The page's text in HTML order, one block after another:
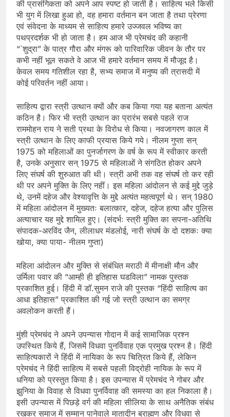
की प्रासंगिकता को अपने आप स्पष्ट हो जाती है। साहित्य भले किसी
भी युग में लिखा हुआ हो, वह हमारा वर्तमान बन जाता है तथा प्रेरणा
एवं संवेदना के माध्यम से साहित्य हमारे उज्जवल भविष्य का
पथप्रदर्शक भी हो जाता है। हम आज भी प्रेमचंद की कहानी
“`शुद्रा” के पात्र गौरा और मंगरू को पारिवारिक जीवन के तौर पर
कभी नहीं भूल सकते वे आज भी हमारे वर्तमान समय में मौजूद है।
केवल समय गतिशील रहा है, सभ्य समाज में मनुष्य की त्रासदी में
कोई परिवर्तन नहीं आया।
साहित्य द्वारा स्त्री उत्थान क्यों और कब किया गया यह बताना अत्यंत
कठिन है। फिर भी स्त्री उत्थान का प्रारंभ सबसे पहले राज
राममोहन राय ने सती प्रथा के विरोध से किया। नवजागरण काल में
स्त्री उत्थान के लिए काफी प्रयास किये गये। नीलम गुप्ता सन्
1975 को महिलाओं का पुनर्जागरण के वर्ष के रूप में स्वीकार करती
है, उनके अनुसार सन् 1975 से महिलाओं ने संगठित होकर अपने
लिए संघर्ष की शुरुआत की थी। स्त्री अभी तक वह संघर्ष तो कर रही
थी पर अपने मुक्ति के लिए नहीं। इस महिला आंदोलन से कई मुद्दे जुड़े
थे, उनमें दहेज और वेश्यावृत्ति के मुद्दे अत्यंत महत्वपूर्ण थे। सन् 1980
में महिला आंदोलन में मुख्यतः बलात्कार, दहेज, दहेज हत्या और पुलिस
अत्याचार यह मुद्दे शामिल हुए। (संदर्भः स्त्री मुक्ति का सपना-अतिथि
संपादक-अरविंद जैन, लीलाधर मंडलोई, नारी संघर्ष के दो दशकः क्या
खोया, क्या पाया- नीलम गुप्ता)
महिला आंदोलन और मुक्ति से संबंधित मराठी में मीनाक्षी मौन और
उर्मिला पवार की “आम्ही ही इतिहास घडविला” नामक पुस्तक
प्रकाशित हुई। हिंदी में डॉ.सुमन राजे की पुस्तक “हिंदी साहित्य का
आधा इतिहास” प्रकाशित की गई जो स्त्री उत्थान का समग्र
अवलोकन करती हैं।
मुंशी प्रेमचंद ने अपने उपन्यास गोदान में कई सामाजिक प्रश्न
उपस्थित किये हैं, जिसमें विधवा पुनर्विवाह एक प्रमुख प्रश्न है। हिंदी
साहित्यकारों ने हिंदी में नायिका के रूप चित्रित किये हैं, लेकिन
प्रेमचंद ने हिंदी साहित्य में सबसे पहली विद्रोही नायिक के रूप में
धनिया को प्रस्तुत किया है। इस उपन्यास में प्रेमचंद ने गोबर और
झुनिया के विवाह से विधवा पुनर्विवाह की समस्या का हल निकाला है।
इसी उपन्यास में पिछड़े वर्ग की महिला सीलिया के साथ अनैतिक संबंध
रखकर समाज में सम्मान पानेवाले मातादीन ब्राह्मण और विधवा से